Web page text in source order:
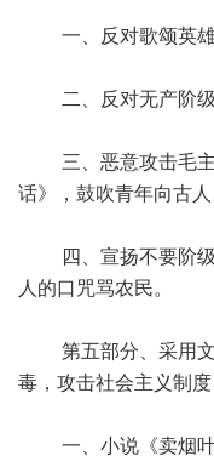
一、反对歌颂英雄
二、反对无产阶级
三、恶意攻击毛主
话》，鼓吹青年向古人
四、宣扬不要阶级的
人的口咒骂农民。
第五部分、采用文
毒，攻击社会主义制度
一、小说《卖烟叶